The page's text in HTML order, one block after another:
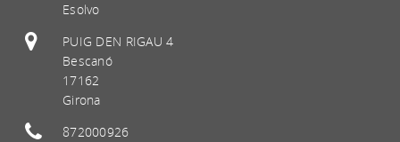
Esolvo
PUIG DEN RIGAU 4
Bescanó
17162
Girona
872000926